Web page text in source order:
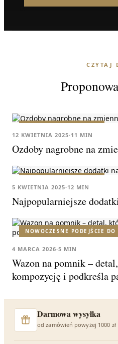
CZYTAJ
12 KWIETNIA 2025·11 MIN
Ozdoby nagrobne na
5 KWIETNIA 2025·12 MIN
Najpopularniejsze
NOWOCZESNE PODEJŚCIE
4 MARCA 2026·5 MIN
Wazon na pomnik –
kompozycję i podkreśla
Darmowa wysyłka
od zamówień powyżej 1000 zł